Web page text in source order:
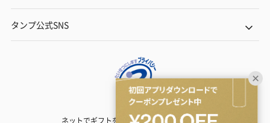
タンプ公式SNS
ネットでギフトを贈るなら | TANP（タンプ）